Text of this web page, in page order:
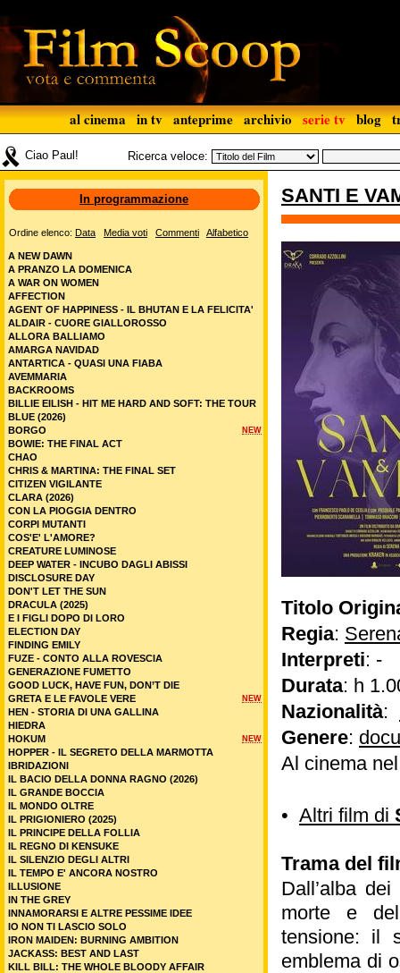
al cinema in tv anteprime archivio serie tv blog
Ciao Paul! Ricerca veloce:
SANTI E
Titolo
Regia:
Interpreti: -
Durata: h
Nazionalità:
Genere:
Al cinema
• Altri film di
Trama del
Dall’alba
morte e
tensione: il
emblema di
In programmazione
Ordine elenco: Data Media voti Commenti Alfabetico
A NEW DAWN
A PRANZO LA DOMENICA
A WAR ON WOMEN
AFFECTION
AGENT OF HAPPINESS - IL BHUTAN E LA FELICITA'
ALDAIR - CUORE GIALLOROSSO
ALLORA BALLIAMO
AMARGA NAVIDAD
ANTARTICA - QUASI UNA FIABA
AVEMMARIA
BACKROOMS
BILLIE EILISH - HIT ME HARD AND SOFT: THE TOUR
BLUE (2026)
NEW
BORGO
BOWIE: THE FINAL ACT
CHAO
CHRIS & MARTINA: THE FINAL SET
CITIZEN VIGILANTE
CLARA (2026)
CON LA PIOGGIA DENTRO
CORPI MUTANTI
COS'E' L'AMORE?
CREATURE LUMINOSE
DEEP WATER - INCUBO DAGLI ABISSI
DISCLOSURE DAY
DON'T LET THE SUN
DRACULA (2025)
E I FIGLI DOPO DI LORO
ELECTION DAY
FINDING EMILY
FUZE - CONTO ALLA ROVESCIA
GENERAZIONE FUMETTO
GOOD LUCK, HAVE FUN, DON’T DIE
NEW
GRETA E LE FAVOLE VERE
HEN - STORIA DI UNA GALLINA
HIEDRA
NEW
HOKUM
HOPPER - IL SEGRETO DELLA MARMOTTA
IBRIDAZIONI
IL BACIO DELLA DONNA RAGNO (2026)
IL GRANDE BOCCIA
IL MONDO OLTRE
IL PRIGIONIERO (2025)
IL PRINCIPE DELLA FOLLIA
IL REGNO DI KENSUKE
IL SILENZIO DEGLI ALTRI
IL TEMPO E' ANCORA NOSTRO
ILLUSIONE
IN THE GREY
INNAMORARSI E ALTRE PESSIME IDEE
IO NON TI LASCIO SOLO
IRON MAIDEN: BURNING AMBITION
JACKASS: BEST AND LAST
KILL BILL: THE WHOLE BLOODY AFFAIR